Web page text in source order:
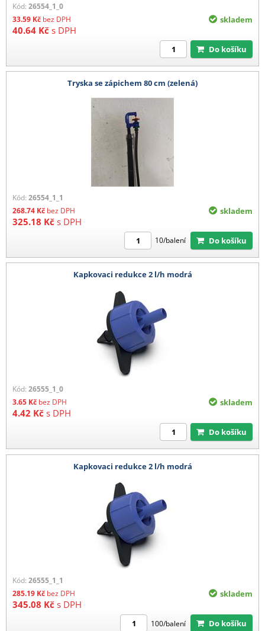
Kód: 26554_1_0
33.59 Kč bez DPH
40.64 Kč s DPH
skladem
Do košíku
Tryska se zápichem 80 cm (zelená)
Kód: 26554_1_1
268.74 Kč bez DPH
325.18 Kč s DPH
skladem
10/balení Do košíku
Kapkovaci redukce 2 l/h modrá
Kód: 26555_1_0
3.65 Kč bez DPH
4.42 Kč s DPH
skladem
Do košíku
Kapkovaci redukce 2 l/h modrá
Kód: 26555_1_1
285.19 Kč bez DPH
345.08 Kč s DPH
skladem
100/balení Do košíku